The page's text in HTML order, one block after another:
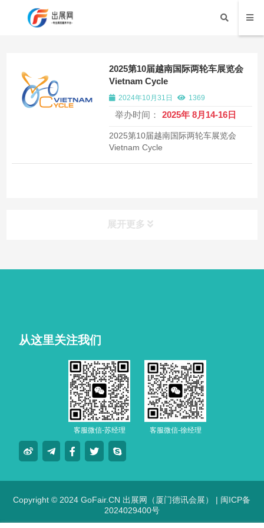
2025第10届越南国际两轮车展览会
Vietnam Cycle
2024年10月31日 1369
举办时间： 2025年 8月14-16日
2025第10届越南国际两轮车展览会
Vietnam Cycle
展开更多
从这里关注我们
客服微信-苏经理 客服微信-徐经理
Copyright © 2024 GoFair.CN 出展网（厦门德讯会展） | 闽ICP备
2024029400号